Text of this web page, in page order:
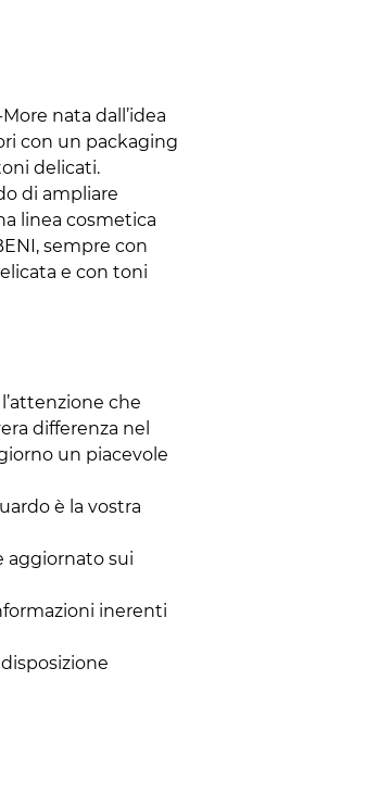
nata dall’idea
con un packaging
delicati.
di ampliare
linea cosmetica
sempre con
e con toni
che
differenza nel
un piacevole
è la vostra
aggiornato sui
inerenti